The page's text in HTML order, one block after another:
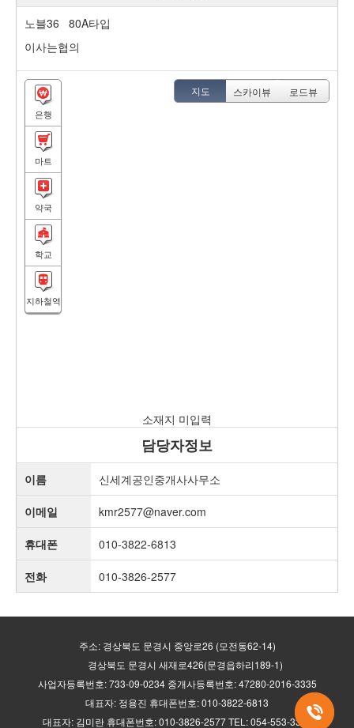
노블36 80A타입
이사는협의
지도 스카이뷰 로드뷰
은행
마트
약국
학교
지하철역
소재지 미입력
담당자정보
이름 신세계공인중개사사무소
이메일 kmr2577@naver.com
휴대폰 010-3822-6813
전화 010-3826-2577
주소: 경상북도 문경시 중앙로26 (모전동62-14)
경상북도 문경시 새재로426(문경읍하리189-1)
사업자등록번호: 733-09-0234 중개사등록번호: 47280-2016-3335
대표자: 정용진 휴대폰번호: 010-3822-6813
대표자: 김미란 휴대폰번호: 010-3826-2577 TEL: 054-553-3335